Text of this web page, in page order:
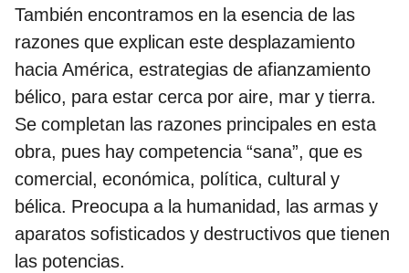
También encontramos en la esencia de las
razones que explican este desplazamiento
hacia América, estrategias de afianzamiento
bélico, para estar cerca por aire, mar y tierra.
Se completan las razones principales en esta
obra, pues hay competencia “sana”, que es
comercial, económica, política, cultural y
bélica. Preocupa a la humanidad, las armas y
aparatos sofisticados y destructivos que tienen
las potencias.